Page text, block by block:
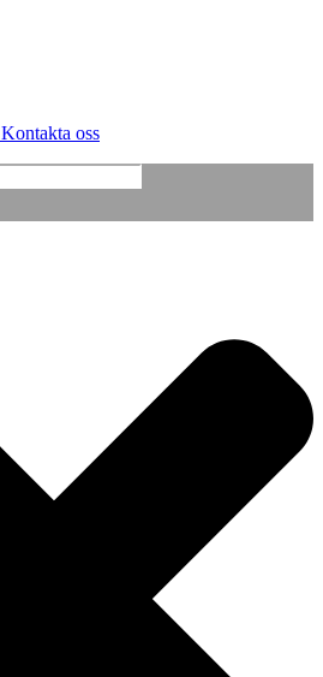
Kontakta oss